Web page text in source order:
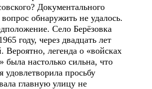
Документального
вопрос обнаружить не удалось.
Село Берёзовка
году, через двадцать лет
Вероятно, легенда о «войсках
была настолько сильна, что
удовлетворила просьбу
главную улицу не